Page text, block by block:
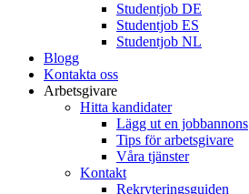
Studentjob DE
Studentjob ES
Studentjob NL
Blogg
Kontakta oss
Arbetsgivare
Hitta kandidater
Lägg ut en jobbannons
Tips för arbetsgivare
Våra tjänster
Kontakt
Rekryteringsguiden